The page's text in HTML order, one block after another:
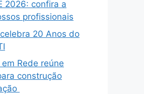
2026: confira a
profissionais
20 Anos do
Rede reúne
construção